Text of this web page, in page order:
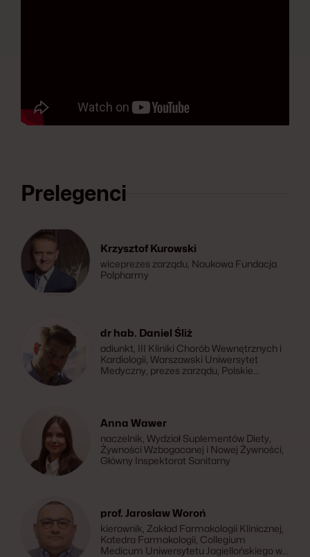
Prelegenci
Krzysztof Kurowski
wiceprezes zarządu, Naukowa Fundacja
Polpharmy
dr hab. Daniel Śliż
adiunkt, III Kliniki Chorób Wewnętrznych i
Kardiologii, Warszawski Uniwersytet
Medyczny, prezes zarządu, Polskie
Anna Wawer
naczelnik, Wydział Suplementów Diety,
Żywności Wzbogacanej i Nowej Żywności,
Główny Inspektorat Sanitarny
prof. Jarosław Woroń
kierownik, Zakład Farmakologii Klinicznej,
Katedra Farmakologii, Collegium
Medicum Uniwersytetu Jagiellońskiego w